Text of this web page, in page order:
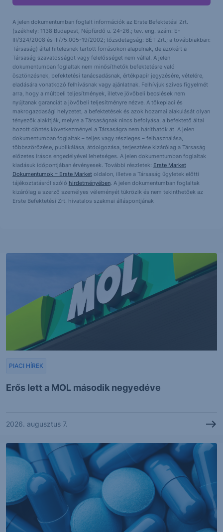
A jelen dokumentumban foglalt információk az Erste Befektetési Zrt.
(székhely: 1138 Budapest, Népfürdő u. 24-26.; tev. eng. szám: E-
III/324/2008 és III/75.005-19/2002; tőzsdetagság: BÉT Zrt.; a továbbiakban:
Társaság) által hitelesnek tartott forrásokon alapulnak, de azokért a
Társaság szavatosságot vagy felelősséget nem vállal. A jelen
dokumentumban foglaltak nem minősíthetők befektetésre való
ösztönzésnek, befektetési tanácsadásnak, értékpapír jegyzésére, vételére,
eladására vonatkozó felhívásnak vagy ajánlatnak. Felhívjuk szíves figyelmét
arra, hogy a múltbeli teljesítmények, illetve jövőbeli becslések nem
nyújtanak garanciát a jövőbeli teljesítményre nézve. A tőkepiaci és
makrogazdasági helyzetet, a befektetések és azok hozamai alakulását olyan
tényezők alakítják, melyre a Társaságnak nincs befolyása, a befektető által
hozott döntés következményei a Társaságra nem háríthatók át. A jelen
dokumentumban foglaltak – teljes vagy részleges – felhasználása,
többszörözése, publikálása, átdolgozása, terjesztése kizárólag a Társaság
előzetes írásos engedélyével lehetséges. A jelen dokumentumban foglaltak
kiadásuk időpontjában érvényesek. További részletek: Erste Market
Dokumentumok – Erste Marketoldalon, illetve a Társaság ügyletek előtti
tájékoztatásról szóló hirdetményében. A jelen dokumentumban foglaltak
kizárólag a szerző személyes véleményét tükrözik és nem tekinthetőek az
Erste Befektetési Zrt. hivatalos szakmai álláspontjának
Erős lett a MOL második negyedéve
PIACI HÍREK
2026. augusztus 7.